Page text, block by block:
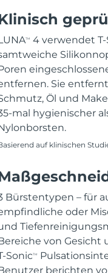
TM 4 verwendet T-
Sie
Öl und
mal hygienischer
auf klinischen
Bürstentypen – für
oder
von Gesicht
SonicTM
berichten